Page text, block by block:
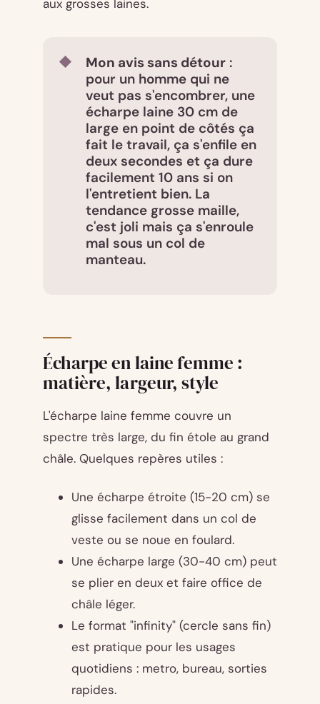
aux grosses laines.
Mon avis sans détour :
pour un homme qui ne
veut pas s'encombrer, une
écharpe laine 30 cm de
large en point de côtés ça
fait le travail, ça s'enfile en
deux secondes et ça dure
facilement 10 ans si on
l'entretient bien. La
tendance grosse maille,
c'est joli mais ça s'enroule
mal sous un col de
manteau.
Écharpe en laine femme :
matière, largeur, style
L'écharpe laine femme couvre un
spectre très large, du fin étole au grand
châle. Quelques repères utiles :
Une écharpe étroite (15-20 cm) se
glisse facilement dans un col de
veste ou se noue en foulard.
Une écharpe large (30-40 cm) peut
se plier en deux et faire office de
châle léger.
Le format "infinity" (cercle sans fin)
est pratique pour les usages
quotidiens : metro, bureau, sorties
rapides.